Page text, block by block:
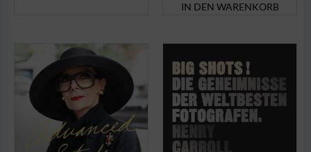
IN DEN WARENKORB